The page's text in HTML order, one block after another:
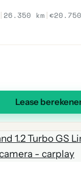
| 26.350 km |€20.750
Lease